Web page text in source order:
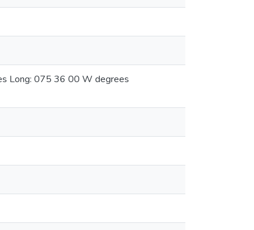
Long: 075 36 00 W degrees